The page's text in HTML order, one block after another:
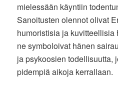
mielessään käyntiin
Sanoitusten olennot olivat
humoristisia ja kuvitteellisia
ne symboloivat hänen
ja psykoosien todellisuutta,
pidempiä aikoja kerrallaan.